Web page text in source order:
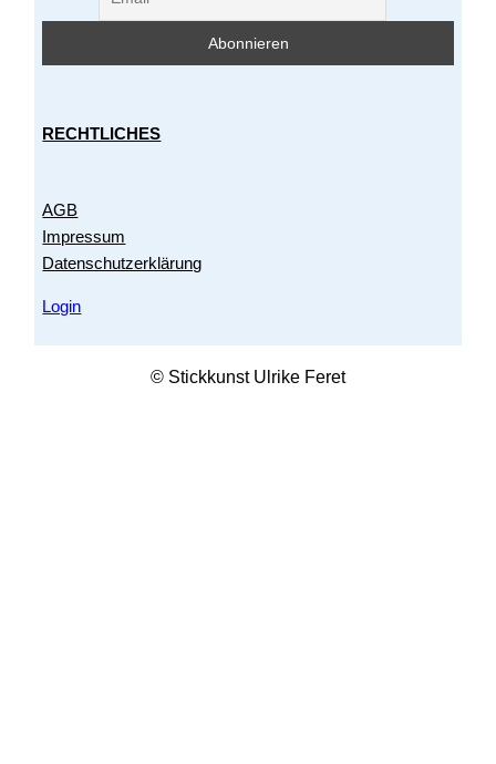
RECHTLICHES
AGB
Impressum
Datenschutzerklärung
Login
© Stickkunst Ulrike Feret